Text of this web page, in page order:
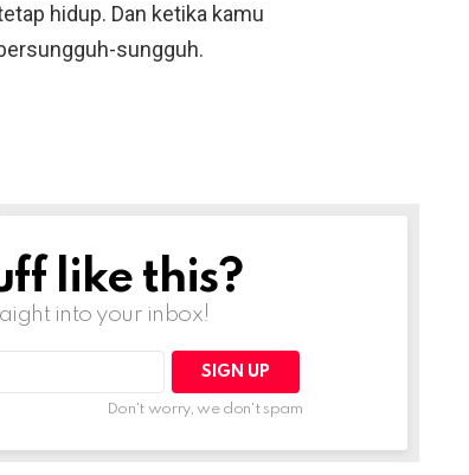
hidup. Dan ketika kamu
sungguh.
like this?
into your inbox!
Don't worry, we don't spam